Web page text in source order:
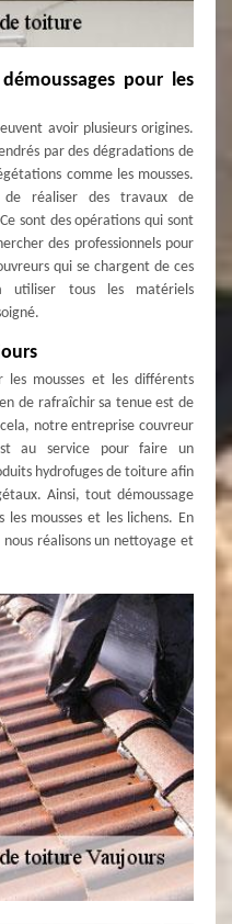
pour les
avoir plusieurs origines.
par des dégradations de
comme les mousses.
réaliser des travaux de
sont des opérations qui sont
des professionnels pour
qui se chargent de ces
tous les matériels
mousses et les différents
de rafraîchir sa tenue est de
notre entreprise couvreur
au service pour faire un
hydrofuges de toiture afin
Ainsi, tout démoussage
les mousses et les lichens. En
réalisons un nettoyage et